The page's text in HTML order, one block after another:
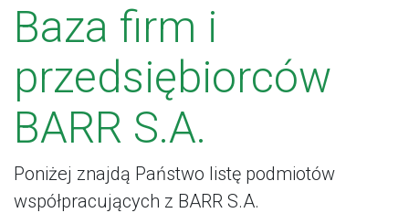
Baza firm i
przedsiębiorców
BARR S.A.
Poniżej znajdą Państwo listę podmiotów
współpracujących z BARR S.A.